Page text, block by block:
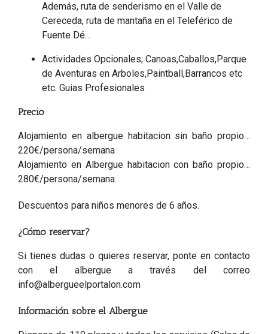
Además, ruta de senderismo en el Valle de
Cereceda, ruta de mantaña en el Teleférico de
Fuente Dé…
Actividades Opcionales; Canoas,Caballos,Parque
de Aventuras en Arboles,Paintball,Barrancos etc
etc. Guias Profesionales
Precio
Alojamiento en albergue habitacion sin baño propio…
220€/persona/semana
Alojamiento en Albergue habitacion con baño propio…
280€/persona/semana
Descuentos para niños menores de 6 años.
¿Cómo reservar?
Si tienes dudas o quieres reservar, ponte en contacto
con el albergue a través del correo
info@albergueelportalon.com
Información sobre el Albergue